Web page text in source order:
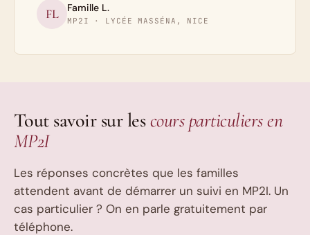
FL Famille L.
MP2I · LYCÉE MASSÉNA, NICE
Tout savoir sur lescours particuliers en
MP2I
Les réponses concrètes que les familles
attendent avant de démarrer un suivi en MP2I. Un
cas particulier ? On en parle gratuitement par
téléphone.